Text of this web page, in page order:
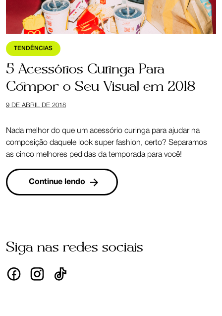
TENDÊNCIAS
5 Acessórios Curinga Para
Compor o Seu Visual em 2018
9 DE ABRIL DE 2018
Nada melhor do que um acessório curinga para ajudar na
composição daquele look super fashion, certo? Separamos
as cinco melhores pedidas da temporada para você!
Continue lendo
Siga nas redes sociais